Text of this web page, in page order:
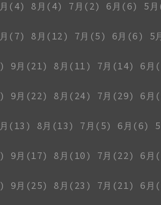
(4) 8月(4) 7月(2) 6月(6) 5
(7) 8月(12) 7月(5) 6月(6) 5
9月(21) 8月(11) 7月(14) 6月
9月(22) 8月(24) 7月(29) 6月
(13) 8月(13) 7月(5) 6月(6)
9月(17) 8月(10) 7月(22) 6月
9月(25) 8月(23) 7月(21) 6月